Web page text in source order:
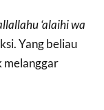
‘alaihi wa
Yang beliau
melanggar